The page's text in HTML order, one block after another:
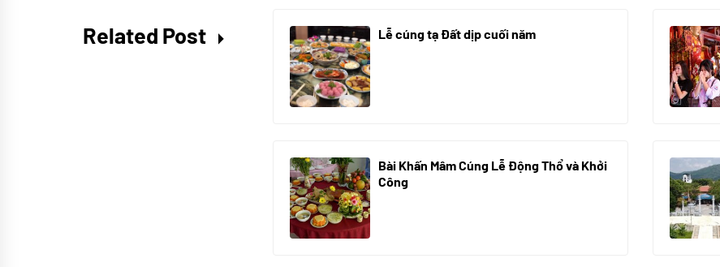
Related Post Lễ cúng tạ Đất dịp cuối năm
Bài Khấn Mâm Cúng Lễ Động Thổ và Khởi
Công